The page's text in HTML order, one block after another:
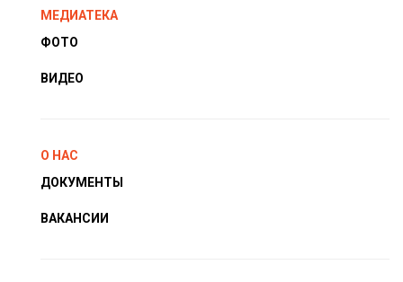
МЕДИАТЕКА
ФОТО
ВИДЕО
О НАС
ДОКУМЕНТЫ
ВАКАНСИИ